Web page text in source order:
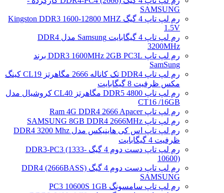
SAMSUNG
رم لپ تاپ 4 گیگ Kingston DDR3 1600-12800 MHZ
1.5V
رم لپ تاپ 4 گیگابایت Samsung مدل DDR4
3200MHz
رم لپ تاپ DDR3 1600MHz 2GB PC3L برند
SamSung
رم لپ تاپ DDR4 تک کاناله 2666 مگاهرتز CL19 کینگ
مکس ظرفیت 8 گیگابایت
رم لپ تاپ DDR5 4800 مگاهرتز CL40 کروشیال مدل
CT16 /16GB
رم لپ تاپ Ram 4G DDR4 2666 Apacer
رم لپ تاپ SAMSUNG 8GB DDR4 2666MHz
رم لپ تاپ اس کی هاینیکس مدل DDR4 3200 Mhz
ظرفیت 4 گیگابایت
رم لپ تاپ دست دوم 4 گیگ DDR3-PC3 (1333-
10600)
رم لپ تاپ دست دوم 4 گیگ DDR4 (2666BASS)
SAMSUNG
رم لپ تاپ سامسونگ PC3 10600S 1GB